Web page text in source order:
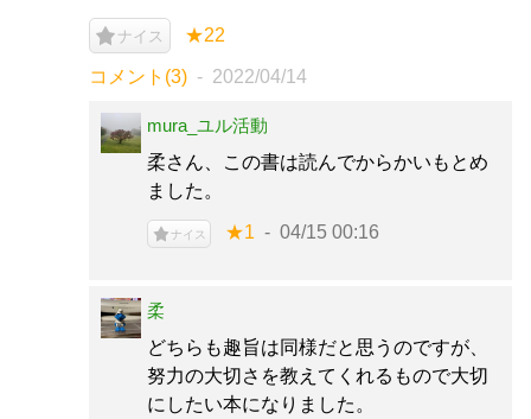
ナイス ★22
コメント(3) 2022/04/14
mura_ユル活動
柔さん、この書は読んでからかいもとめ
ました。
ナイス ★1 04/15 00:16
柔
どちらも趣旨は同様だと思うのですが、
努力の大切さを教えてくれるもので大切
にしたい本になりました。